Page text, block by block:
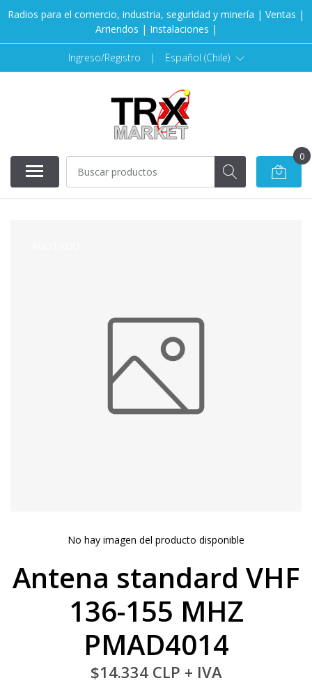
Radios para el comercio, industria, seguridad y minería | Ventas |
Arriendos | Instalaciones |
Ingreso/Registro | Español (Chile)
0
No hay imagen del producto disponible
Antena standard VHF
136-155 MHZ
PMAD4014
$14.334 CLP + IVA